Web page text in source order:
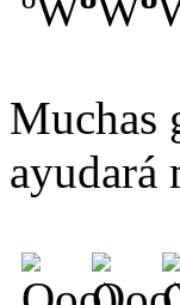
Muchas
ayudará